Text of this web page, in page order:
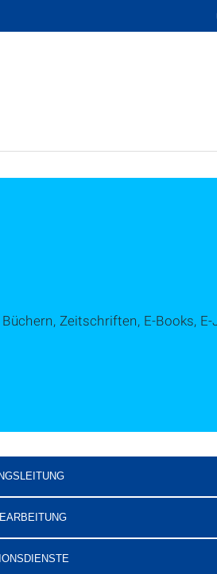
Zeitschriften, E-Books,